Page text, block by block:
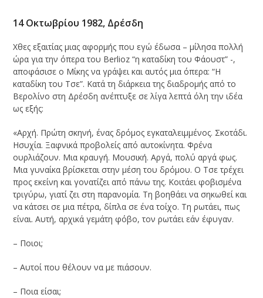
14 Οκτωβρίου 1982, Δρέσδη
Χθες εξαιτίας μιας αφορμής που εγώ έδωσα – μίλησα πολλή
ώρα για την όπερα του Berlioz “η καταδίκη του Φάουστ” -,
αποφάσισε ο Μίκης να γράψει και αυτός μια όπερα: “Η
καταδίκη του Τσε”. Κατά τη διάρκεια της διαδρομής από το
Βερολίνο στη Δρέσδη ανέπτυξε σε λίγα λεπτά όλη την ιδέα
ως εξής:
«Αρχή. Πρώτη σκηνή, ένας δρόμος εγκαταλειμμένος. Σκοτάδι.
Ησυχία. Ξαφνικά προβολείς από αυτοκίνητα. Φρένα
ουρλιάζουν. Μια κραυγή. Μουσική. Αργά, πολύ αργά φως.
Μια γυναίκα βρίσκεται στην μέση του δρόμου. Ο Τσε τρέχει
προς εκείνη και γονατίζει από πάνω της. Κοιτάει φοβισμένα
τριγύρω, γιατί ζει στη παρανομία. Τη βοηθάει να σηκωθεί και
να κάτσει σε μια πέτρα, δίπλα σε ένα τοίχο. Τη ρωτάει, πως
είναι. Αυτή, αρχικά γεμάτη φόβο, τον ρωτάει εάν έφυγαν.
– Ποιοι;
– Αυτοί που θέλουν να με πιάσουν.
– Ποια είσαι;